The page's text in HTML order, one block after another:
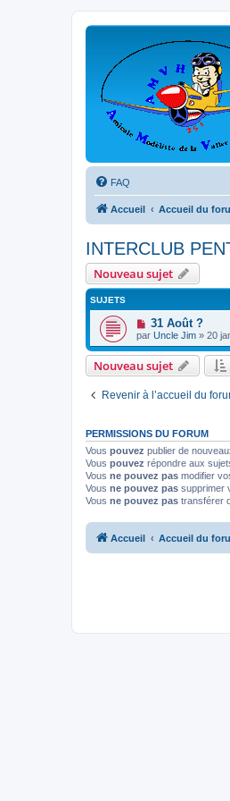
FAQ
Accueil Accueil du
INTERCLUB
Nouveau sujet
SUJETS
31 Août ?
par Uncle Jim » 20
Nouveau sujet
Revenir à l’accueil du
PERMISSIONS DU FORUM
Vous pouvez publier de
Vous pouvez répondre aux
Vous ne pouvez pas modifier
Vous ne pouvez pas supprimer
Vous ne pouvez pas transférer
Accueil Accueil du